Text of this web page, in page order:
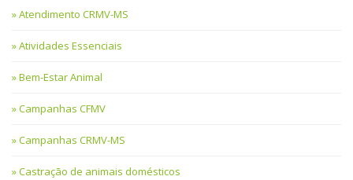
Atendimento CRMV-MS
Atividades Essenciais
Bem-Estar Animal
Campanhas CFMV
Campanhas CRMV-MS
Castração de animais domésticos